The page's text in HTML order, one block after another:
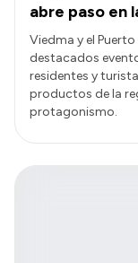
abre paso en
Viedma y el
destacados
residentes y
productos de la
protagonismo.